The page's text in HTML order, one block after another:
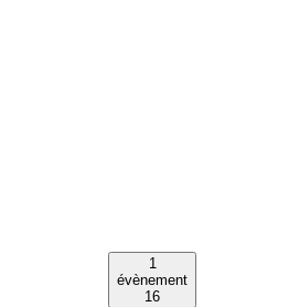
1
évènement
16